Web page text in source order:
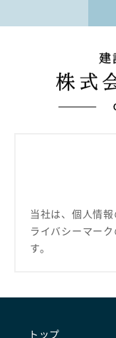
当社は、個人情
ライバシーマー
す。
トップ